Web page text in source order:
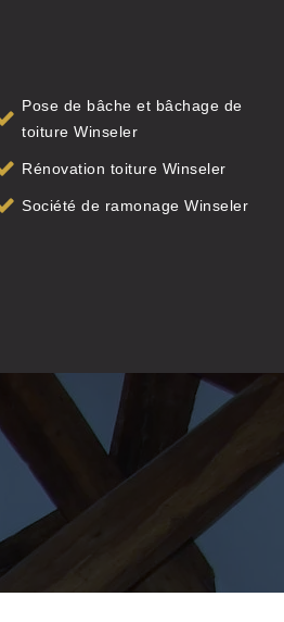
Pose de bâche et bâchage de
toiture Winseler
Rénovation toiture Winseler
Société de ramonage Winseler